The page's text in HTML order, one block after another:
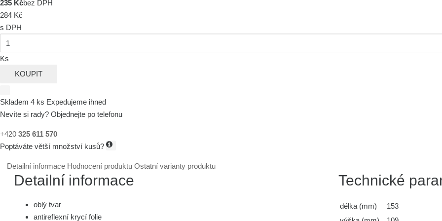
235 Kčbez DPH
284 Kč
s DPH
Ks
KOUPIT
Skladem 4 ks Expedujeme ihned
Nevíte si rady? Objednejte po telefonu
+420 325 611 570
Poptáváte větší množství kusů?
Detailní informace Hodnocení produktuOstatní varianty produktu
Detailní informace
oblý tvar
antireflexní krycí folie
Technické
délka (mm)
153